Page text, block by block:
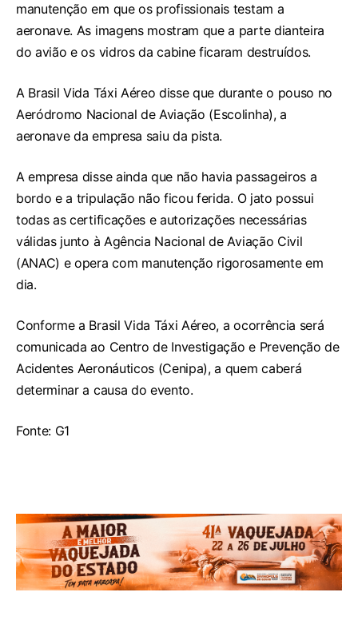
manutenção em que os profissionais testam a
aeronave. As imagens mostram que a parte dianteira
do avião e os vidros da cabine ficaram destruídos.
A Brasil Vida Táxi Aéreo disse que durante o pouso no
Aeródromo Nacional de Aviação (Escolinha), a
aeronave da empresa saiu da pista.
A empresa disse ainda que não havia passageiros a
bordo e a tripulação não ficou ferida. O jato possui
todas as certificações e autorizações necessárias
válidas junto à Agência Nacional de Aviação Civil
(ANAC) e opera com manutenção rigorosamente em
dia.
Conforme a Brasil Vida Táxi Aéreo, a ocorrência será
comunicada ao Centro de Investigação e Prevenção de
Acidentes Aeronáuticos (Cenipa), a quem caberá
determinar a causa do evento.
Fonte: G1